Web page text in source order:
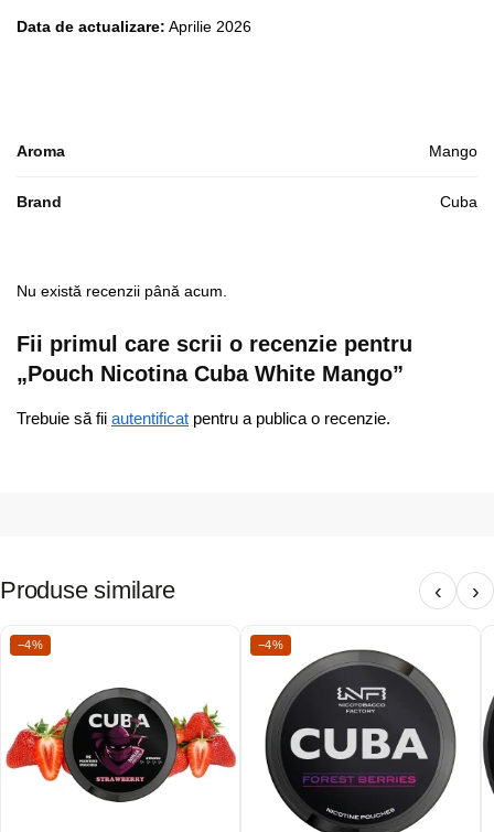
Data de actualizare: Aprilie 2026
Aroma Mango
Brand Cuba
Nu există recenzii până acum.
Fii primul care scrii o recenzie pentru
„Pouch Nicotina Cuba White Mango”
Trebuie să fii autentificat pentru a publica o recenzie.
Produse similare ‹ ›
−4% −4%